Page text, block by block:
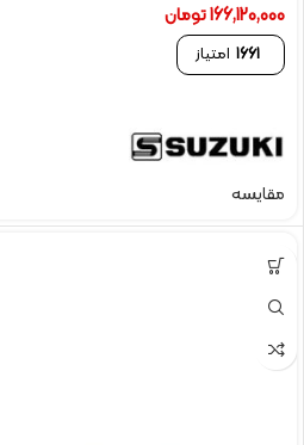
166,120,000تومان
1661 امتیاز
مقایسه